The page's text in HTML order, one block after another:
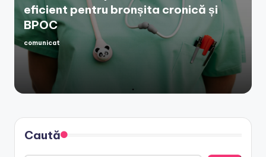
eficient pentru bronșita cronică și
BPOC
Posted
by
comunicat
Caută